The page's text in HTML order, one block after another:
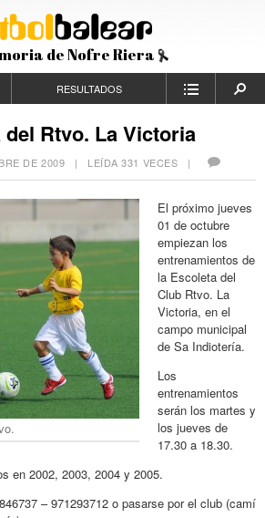
de Nofre Riera
RESULTADOS
Rtvo. La Victoria
DE 2009 | LEÍDA 331 VECES |
El próximo jueves
01 de octubre
empiezan los
entrenamientos de
la Escoleta del
Club Rtvo. La
Victoria, en el
campo municipal
de Sa Indiotería.
Los
entrenamientos
serán los martes y
los jueves de
17.30 a 18.30.
en 2002, 2003, 2004 y 2005.
– 971293712 o pasarse por el club (camí